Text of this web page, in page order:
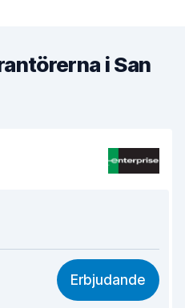
i San
9,3
9,9
Erbjudande